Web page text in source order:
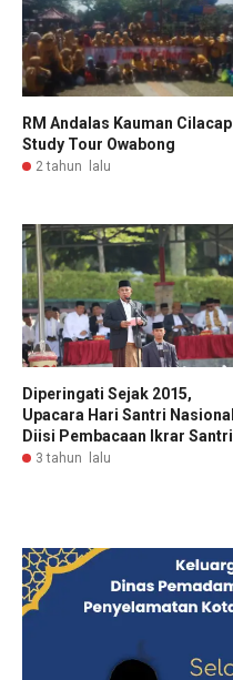
RM Andalas Kauman Cilacap
Study Tour Owabong
2 tahun lalu
Diperingati Sejak 2015,
Upacara Hari Santri Nasional
Diisi Pembacaan Ikrar Santri
3 tahun lalu